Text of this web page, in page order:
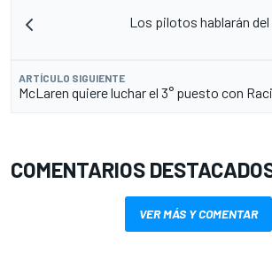
Los pilotos hablarán
ARTÍCULO SIGUIENTE
McLaren quiere luchar el 3° puesto con
COMENTARIOS
VER MÁS Y COMENTAR